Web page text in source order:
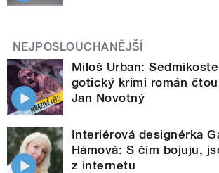
NEJPOSLOUCHANĚJŠÍ
Miloš Urban:
gotický krimi román
Jan Novotný
Interiérová designérka
Hámová: S čím bojuju,
z internetu